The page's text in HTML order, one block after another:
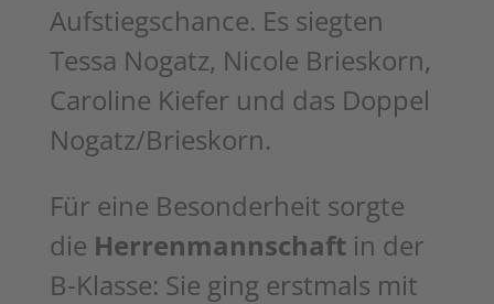
Aufstiegschance. Es siegten
Tessa Nogatz, Nicole Brieskorn,
Caroline Kiefer und das Doppel
Nogatz/Brieskorn.
Für eine Besonderheit sorgte
die Herrenmannschaftin der
B-Klasse: Sie ging erstmals mit